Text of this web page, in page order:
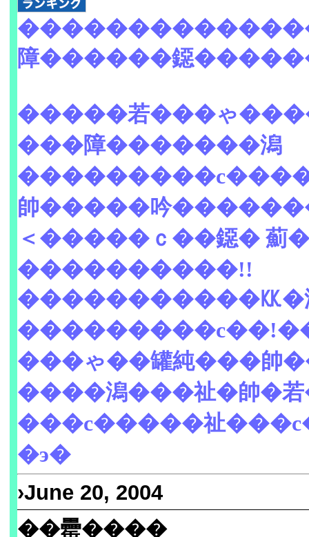
障������鐚
�����若���ゃ
���障�������潟
帥�����吟
＜�����ｃ��鐚� 薊
����������!!
�����������㏍�
���ゃ��罐純���帥
����潟���祉�帥�若
���с�����祉
�э�
›June 20, 2004
��罍����